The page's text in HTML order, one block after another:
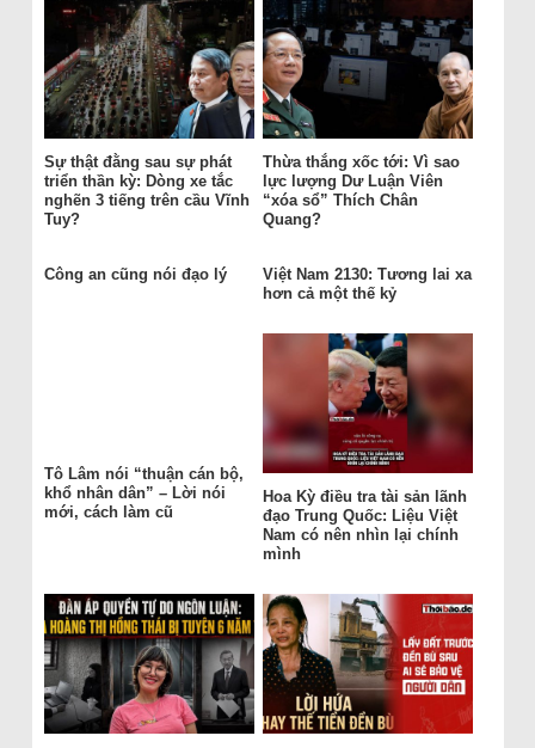
Sự thật đằng sau sự phát
triển thần kỳ: Dòng xe tắc
nghẽn 3 tiếng trên cầu Vĩnh
Tuy?
Thừa thắng xốc tới: Vì sao
lực lượng Dư Luận Viên
“xóa sổ” Thích Chân
Quang?
Công an cũng nói đạo lý
Việt Nam 2130: Tương lai xa
hơn cả một thế kỷ
Tô Lâm nói “thuận cán bộ,
khổ nhân dân” – Lời nói
mới, cách làm cũ
Hoa Kỳ điều tra tài sản lãnh
đạo Trung Quốc: Liệu Việt
Nam có nên nhìn lại chính
mình